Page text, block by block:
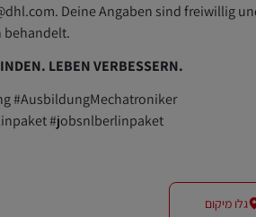
Deine Angaben sind freiwillig
behandelt.
LEBEN VERBESSERN.
#AusbildungMechatroniker
#jobsnlberlinpaket
גלו מיקום